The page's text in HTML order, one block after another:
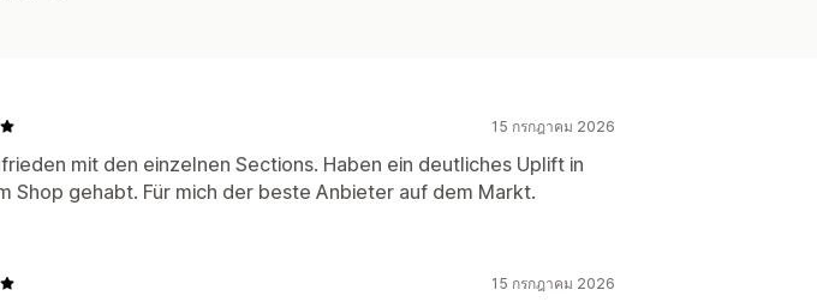
15 กรกฎาคม 2026
mit den einzelnen Sections. Haben ein deutliches Uplift in
Shop gehabt. Für mich der beste Anbieter auf dem Markt.
15 กรกฎาคม 2026